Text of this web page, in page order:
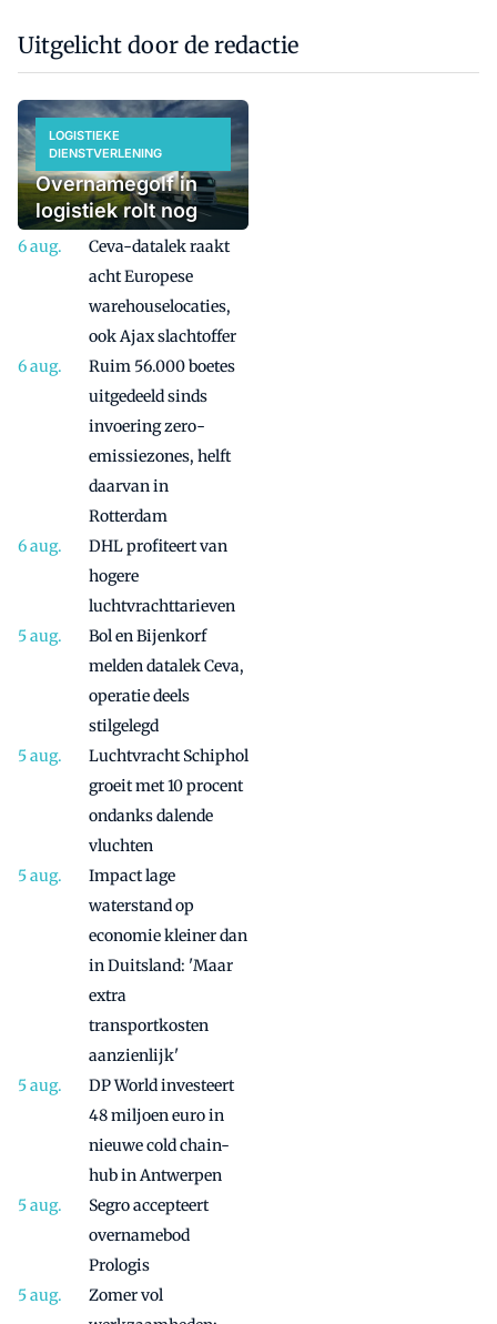
Uitgelicht door de redactie
LOGISTIEKE
DIENSTVERLENING
Overnamegolf in
logistiek rolt nog
even doorCeva-datalek raakt
acht Europese
warehouselocaties,
ook Ajax slachtoffer
Ruim 56.000 boetes
uitgedeeld sinds
invoering zero-
emissiezones, helft
daarvan in
Rotterdam
DHL profiteert van
hogere
luchtvrachttarieven
Bol en Bijenkorf
melden datalek Ceva,
operatie deels
stilgelegd
Luchtvracht Schiphol
groeit met 10 procent
ondanks dalende
vluchten
Impact lage
waterstand op
economie kleiner dan
in Duitsland: 'Maar
extra
transportkosten
aanzienlijk'
DP World investeert
48 miljoen euro in
nieuwe cold chain-
hub in Antwerpen
Segro accepteert
overnamebod
Prologis
Zomer vol